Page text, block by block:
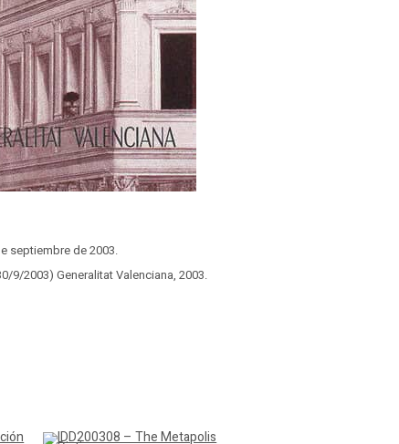
septiembre de 2003.
9/2003) Generalitat Valenciana, 2003.